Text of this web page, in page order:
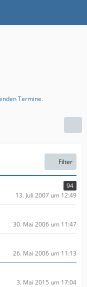
Termine.
Filter
94
13. Juli 2007 um 12:49
30. Mai 2006 um 11:47
26. Mai 2006 um 11:13
3. Mai 2015 um 17:04